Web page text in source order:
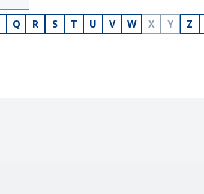
Q R S T U V W X Y Z